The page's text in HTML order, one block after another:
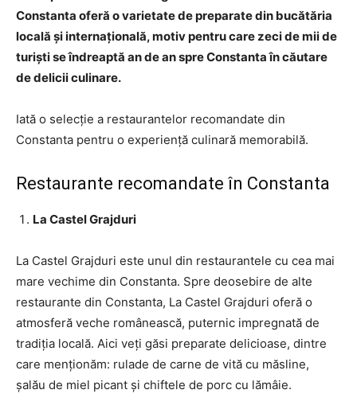
Constanta oferă o varietate de preparate din bucătăria
locală și internațională, motiv pentru care zeci de mii de
turiști se îndreaptă an de an spre Constanta în căutare
de delicii culinare.
Iată o selecție a restaurantelor recomandate din
Constanta pentru o experiență culinară memorabilă.
Restaurante recomandate în Constanta
La Castel Grajduri
La Castel Grajduri este unul din restaurantele cu cea mai
mare vechime din Constanta. Spre deosebire de alte
restaurante din Constanta, La Castel Grajduri oferă o
atmosferă veche românească, puternic impregnată de
tradiția locală. Aici veți găsi preparate delicioase, dintre
care menționăm: rulade de carne de vită cu măsline,
șalău de miel picant și chiftele de porc cu lămâie.